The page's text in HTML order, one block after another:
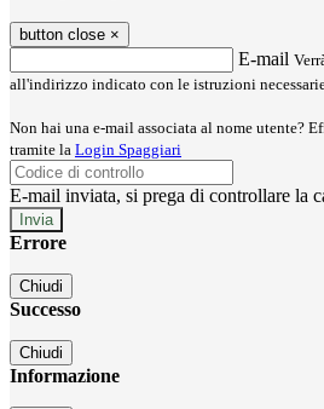
button close ×
E-mail
all'indirizzo indicato con le istruzioni
Non hai una e-mail associata al nome utente?
tramite la Login Spaggiari
E-mail inviata, si prega di controllare la
Errore
Chiudi
Successo
Chiudi
Informazione